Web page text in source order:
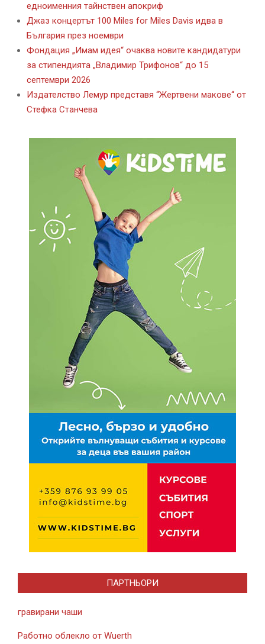
едноименния тайнствен апокриф
Джаз концертът 100 Miles for Miles Davis идва в
България през ноември
Фондация „Имам идея“ очаква новите кандидатури
за стипендията „Владимир Трифонов“ до 15
септември 2026
Издателство Лемур представя “Жертвени макове“ от
Стефка Станчева
ПАРТНЬОРИ
гравирани чаши
Работно облекло от Wuerth